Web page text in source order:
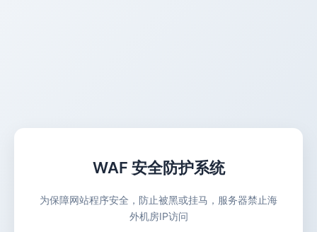
WAF 安全防护系统
为保障网站程序安全，防止被黑或挂马，服务器禁止海
外机房IP访问